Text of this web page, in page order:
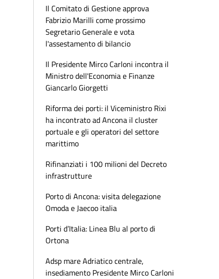
Il Comitato di Gestione approva
Fabrizio Marilli come prossimo
Segretario Generale e vota
l'assestamento di bilancio
Il Presidente Mirco Carloni incontra il
Ministro dell'Economia e Finanze
Giancarlo Giorgetti
Riforma dei porti: il Viceministro Rixi
ha incontrato ad Ancona il cluster
portuale e gli operatori del settore
marittimo
Rifinanziati i 100 milioni del Decreto
infrastrutture
Porto di Ancona: visita delegazione
Omoda e Jaecoo italia
Porti d’Italia: Linea Blu al porto di
Ortona
Adsp mare Adriatico centrale,
insediamento Presidente Mirco Carloni